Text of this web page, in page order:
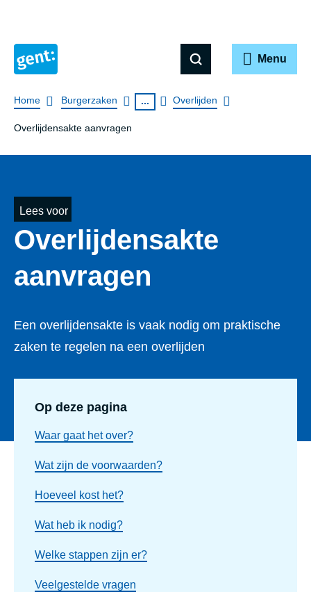
Menu
Breadcrumb
Home Burgerzaken ... Overlijden
Overlijdensakte aanvragen
Lees voor
Over­lij­dens­ak­te
aanvragen
Een overlijdensakte is vaak nodig om praktische
zaken te regelen na een overlijden
Op deze pagina
Waar gaat het over?
Wat zijn de voorwaarden?
Hoeveel kost het?
Wat heb ik nodig?
Welke stappen zijn er?
Veelgestelde vragen